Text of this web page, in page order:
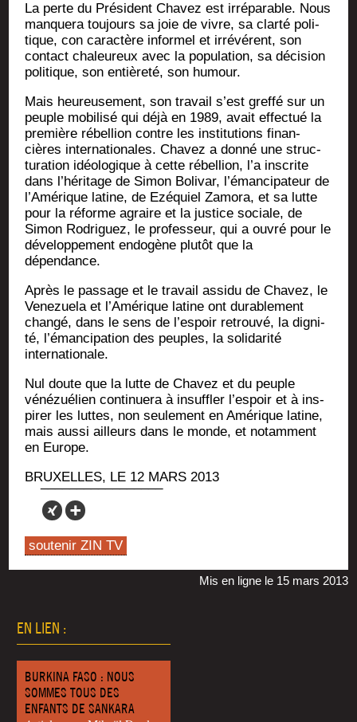
EN LIEN :
BURKINA FASO : NOUS
SOMMES TOUS DES
ENFANTS DE SANKARA
La perte du Pré­sident Cha­vez est irré­pa­rable. Nous
man­que­ra tou­jours sa joie de vivre, sa clar­té poli­
tique, con carac­tère infor­mel et irré­vé­rent, son
contact cha­leu­reux avec la popu­la­tion, sa déci­sion
poli­tique, son entiè­re­té, son humour.
Mais heu­reu­se­ment, son tra­vail s’est gref­fé sur un
peuple mobi­li­sé qui déjà en 1989, avait effec­tué la
pre­mière rébel­lion contre les ins­ti­tu­tions finan­
cières inter­na­tio­nales. Cha­vez a don­né une struc­
tu­ra­tion idéo­lo­gique à cette rébel­lion, l’a ins­crite
dans l’hé­ri­tage de Simon Boli­var, l’é­man­ci­pa­teur de
l’A­mé­rique latine, de Ezé­quiel Zamo­ra, et sa lutte
pour la réforme agraire et la jus­tice sociale, de
Simon Rodri­guez, le pro­fes­seur, qui a ouvré pour le
déve­lop­pe­ment endo­gène plu­tôt que la
dépendance.
Après le pas­sage et le tra­vail assi­du de Cha­vez, le
Vene­zue­la et l’A­mé­rique latine ont dura­ble­ment
chan­gé, dans le sens de l’es­poir retrou­vé, la digni­
té, l’é­man­ci­pa­tion des peuples, la soli­da­ri­té
internationale.
Nul doute que la lutte de Cha­vez et du peuple
véné­zué­lien conti­nue­ra à insuf­fler l’es­poir et à ins­
pi­rer les luttes, non seule­ment en Amé­rique latine,
mais aus­si ailleurs dans le monde, et notam­ment
en Europe.
BRUXELLES, LE 12 MARS 2013
soutenir ZIN TV
Mis en ligne le 15 mars 2013